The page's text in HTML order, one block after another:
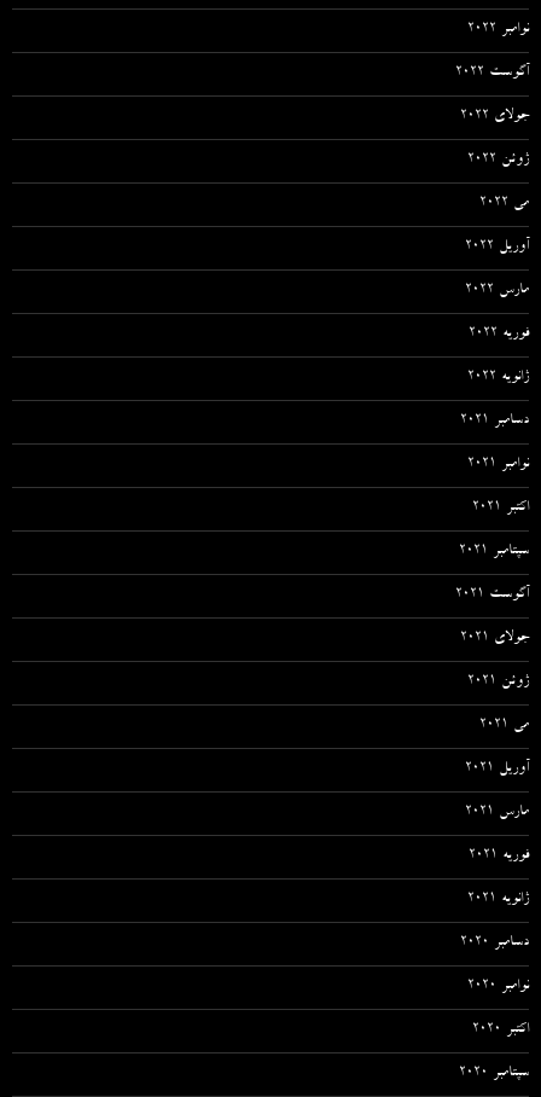
نوامبر 2022
آگوست 2022
جولای 2022
ژوئن 2022
می 2022
آوریل 2022
مارس 2022
فوریه 2022
ژانویه 2022
دسامبر 2021
نوامبر 2021
اکتبر 2021
سپتامبر 2021
آگوست 2021
جولای 2021
ژوئن 2021
می 2021
آوریل 2021
مارس 2021
فوریه 2021
ژانویه 2021
دسامبر 2020
نوامبر 2020
اکتبر 2020
سپتامبر 2020